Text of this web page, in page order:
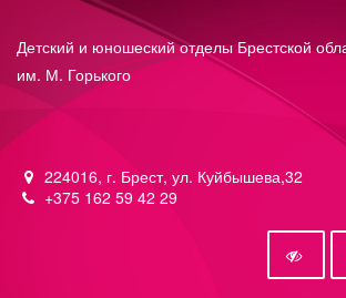
Детский и юношеский отделы Брестской
им. М. Горького
224016, г. Брест, ул. Куйбышева,32
+375 162 59 42 29